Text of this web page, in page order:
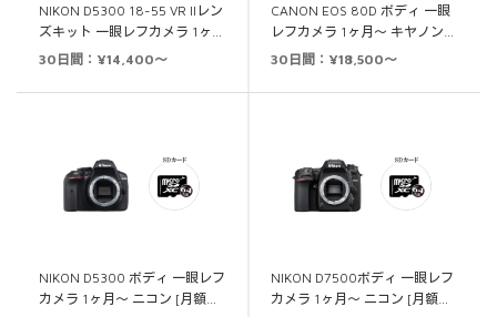
NIKON D5300 18-55 VR IIレン
ズキット 一眼レフカメラ 1ヶ…
30日間：¥14,400～
CANON EOS 80D ボディ 一眼
レフカメラ 1ヶ月～ キヤノン…
30日間：¥18,500～
NIKON D5300 ボディ 一眼レフ
カメラ 1ヶ月～ ニコン [月額…
NIKON D7500ボディ 一眼レフ
カメラ 1ヶ月～ ニコン [月額…